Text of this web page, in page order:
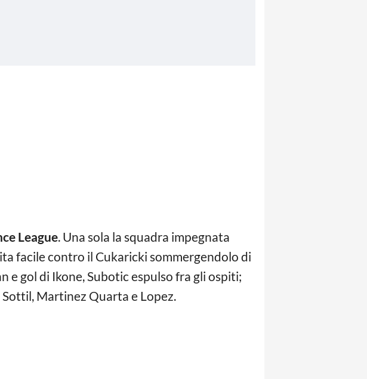
League. Una sola la squadra impegnata
facile contro il Cukaricki sommergendolo di
e gol di Ikone, Subotic espulso fra gli ospiti;
Martinez Quarta e Lopez.